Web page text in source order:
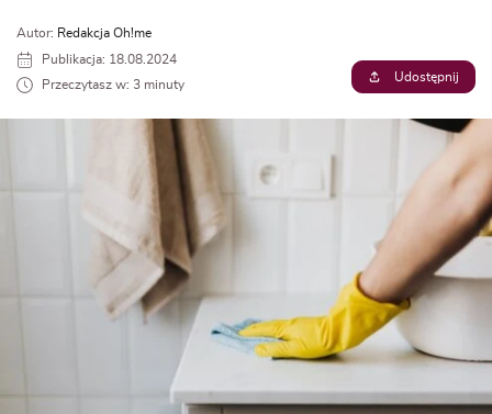
Autor: Redakcja Oh!me
Publikacja: 18.08.2024
Przeczytasz w: 3 minuty
Udostępnij